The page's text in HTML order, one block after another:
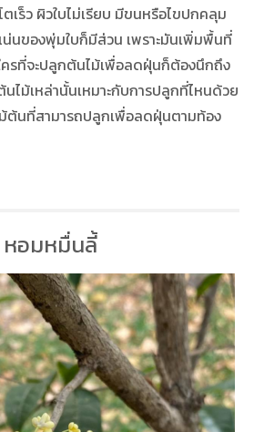
เร็ว ผิวใบไม่เรียบ มีขนหรือไขปกคลุม
น่นของพุ่มใบก็มีส่วน เพราะมันเพิ่มพื้นที่
รที่จะปลูกต้นไม้เพื่อลดฝุ่นก็ต้องนึกถึง
ไม้เหล่านั้นเหมาะกับการปลูกที่ไหนด้วย
ต้นที่สามารถปลูกเพื่อลดฝุ่นตามท้อง
หอมหมื่นลี้